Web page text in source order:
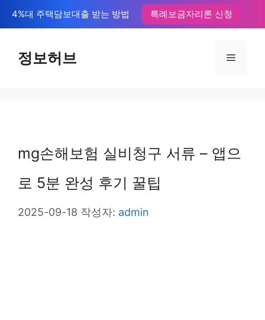
텐
4%대 주택담보대출 받는 방법 특례보금자리론 신청
정보허브 메
mg손해보험 실비청구 서류 – 앱으
로 5분 완성 후기 꿀팁
2025-09-18 작성자: admin